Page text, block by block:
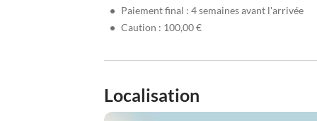
• Paiement final : 4 semaines avant l'arrivée
• Caution : 100,00 €
Localisation